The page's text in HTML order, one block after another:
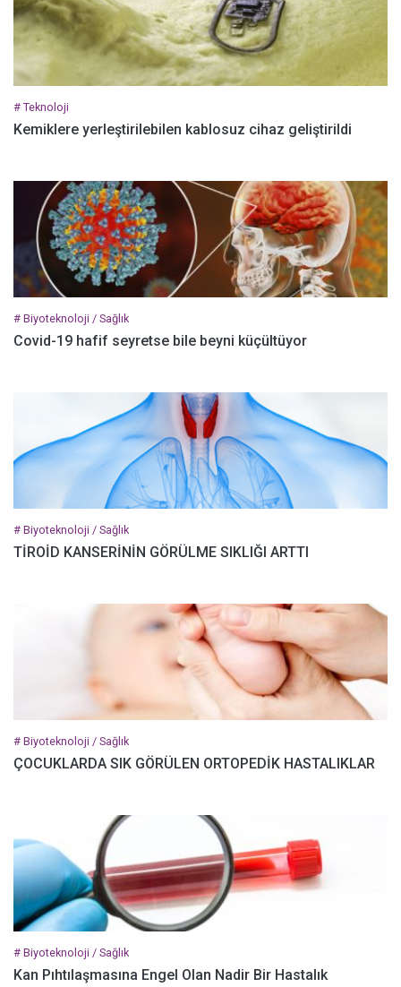
# Teknoloji
Kemiklere yerleştirilebilen kablosuz cihaz geliştirildi
# Biyoteknoloji / Sağlık
Covid-19 hafif seyretse bile beyni küçültüyor
# Biyoteknoloji / Sağlık
TİROİD KANSERİNİN GÖRÜLME SIKLIĞI ARTTI
# Biyoteknoloji / Sağlık
ÇOCUKLARDA SIK GÖRÜLEN ORTOPEDİK HASTALIKLAR
# Biyoteknoloji / Sağlık
Kan Pıhtılaşmasına Engel Olan Nadir Bir Hastalık